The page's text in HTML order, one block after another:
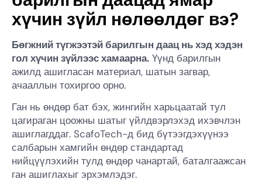
хүчин зүйл нөлөөлдөг вэ?
Бөгжний түгжээтэй барилгын даац нь хэд хэдэн
гол хүчин зүйлээс хамаарна. Үүнд барилгын
ажилд ашигласан материал, шатын загвар,
ачааллын тохиргоо орно.
Ган нь өндөр бат бэх, жингийн харьцаатай тул
цагираган цоожны шатыг үйлдвэрлэхэд ихэвчлэн
ашиглагддаг. ScafoTech-д бид бүтээгдэхүүнээ
салбарын хамгийн өндөр стандартад
нийцүүлэхийн тулд өндөр чанартай, баталгаажсан
ган ашиглахыг эрхэмлэдэг.